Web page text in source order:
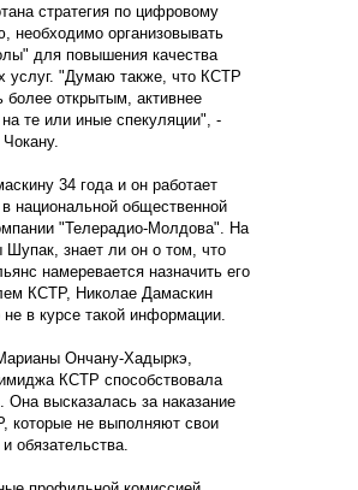
стратегия по цифровому
необходимо организовывать
для повышения качества
услуг. "Думаю также, что КСТР
более открытым, активнее
на те или иные спекуляции", -
34 года и он работает
национальной общественной
"Телерадио-Молдова". На
Шупак, знает ли он о том, что
намеревается назначить его
КСТР, Николае Дамаскин
не в курсе такой информации.
Ончану-Хадыркэ,
КСТР способствовала
Она высказалась за наказание
которые не выполняют свои
обязательства.